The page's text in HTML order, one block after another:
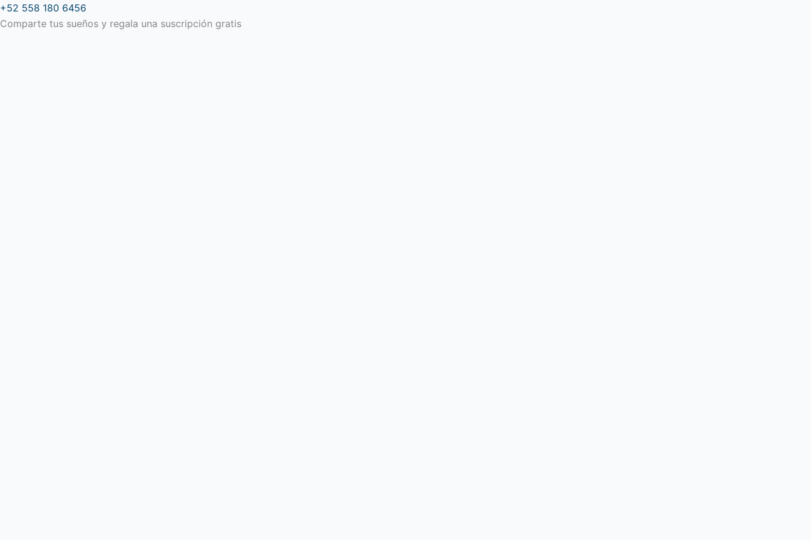
Ir
al
+52 558 180 6456
Comparte tus sueños y regala una suscripción gratis